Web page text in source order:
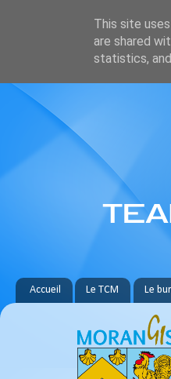
Accueil Le TCM Le
This site
are shared
statistics,